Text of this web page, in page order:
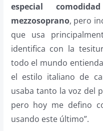
especial
mezzosoprano, pero
que usa
identifica con la
todo el mundo
el estilo italiano de
usaba tanto la voz del
pero hoy me defino
usando este último”.